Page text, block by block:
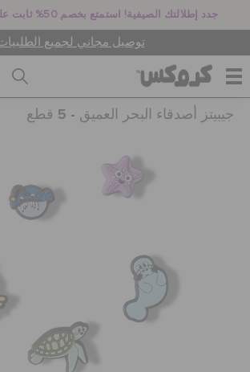
جدد إطلالتك الصيفية! استمتع بخصم 50% ثابت على تشكيلة مختارة
توصيل مجاني لجميع
للنساء
جيبيتز تشارمز
جيبيتز أصدقاء البحر العميق - 5 قطع